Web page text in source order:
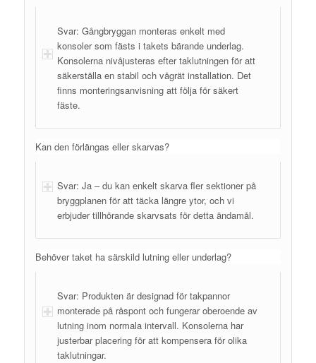
Svar: Gångbryggan monteras enkelt med
konsoler som fästs i takets bärande underlag.
Konsolerna nivåjusteras efter taklutningen för att
säkerställa en stabil och vågrät installation. Det
finns monteringsanvisning att följa för säkert
fäste.
Kan den förlängas eller skarvas?
Svar: Ja – du kan enkelt skarva fler sektioner på
bryggplanen för att täcka längre ytor, och vi
erbjuder tillhörande skarvsats för detta ändamål.
Behöver taket ha särskild lutning eller underlag?
Svar: Produkten är designad för takpannor
monterade på råspont och fungerar oberoende av
lutning inom normala intervall. Konsolerna har
justerbar placering för att kompensera för olika
taklutningar.